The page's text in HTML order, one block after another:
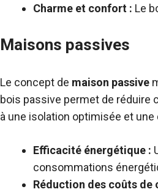
Charme et confort : Le
Maisons passives
Le concept de maison passive
bois passive permet de réduire
à une isolation optimisée et
Efficacité énergétique :
consommations
Réduction des coûts de